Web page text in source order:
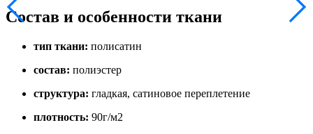
Состав и особенности ткани
тип ткани: полисатин
состав: полиэстер
структура: гладкая, сатиновое переплетение
плотность: 90г/м2